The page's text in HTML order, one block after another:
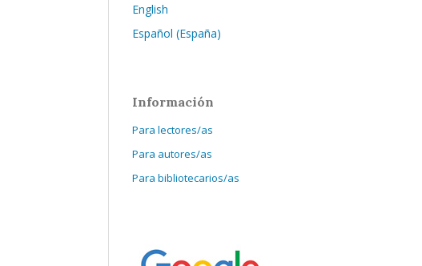
English
Español (España)
Información
Para lectores/as
Para autores/as
Para bibliotecarios/as